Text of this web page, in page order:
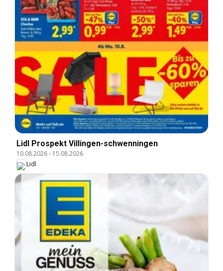
Lidl Prospekt Villingen-schwenningen
10.08.2026- 15.08.2026
Lidl